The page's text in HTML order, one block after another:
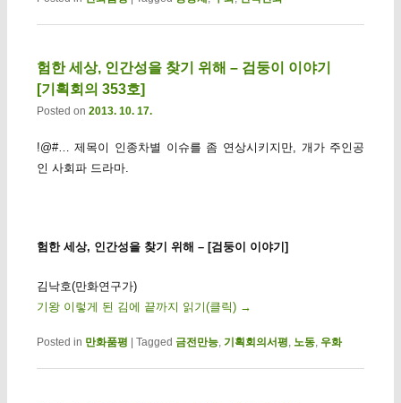
험한 세상, 인간성을 찾기 위해 – 검둥이 이야기
[기획회의 353호]
Posted on 2013. 10. 17.
!@#… 제목이 인종차별 이슈를 좀 연상시키지만, 개가 주인공
인 사회파 드라마.
험한 세상, 인간성을 찾기 위해 – [검둥이 이야기]
김낙호(만화연구가)
기왕 이렇게 된 김에 끝까지 읽기(클릭) →
Posted in 만화품평 Tagged 금전만능, 기획회의서평, 노동, 우화